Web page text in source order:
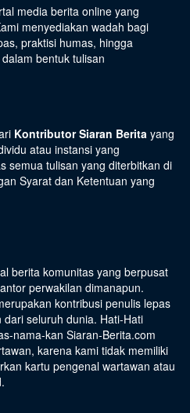
media berita online yang
menyediakan wadah bagi
praktisi humas, hingga
bentuk tulisan
Kontributor Siaran Berita yang
atau instansi yang
semua tulisan yang diterbitkan di
Syarat dan Ketentuan yang
berita komunitas yang berpusat
perwakilan dimanapun.
kontribusi penulis lepas
seluruh dunia. Hati-Hati
nama-kan Siaran-Berita.com
karena kami tidak memiliki
kartu pengenal wartawan atau